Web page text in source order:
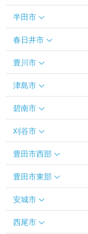
半田市
春日井市
豊川市
津島市
碧南市
刈谷市
豊田市西部
豊田市東部
安城市
西尾市